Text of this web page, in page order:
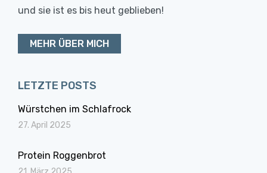
und sie ist es bis heut geblieben!
MEHR ÜBER MICH
LETZTE POSTS
Würstchen im Schlafrock
27. April 2025
Protein Roggenbrot